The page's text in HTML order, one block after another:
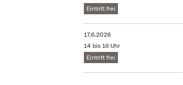
Eintritt frei
17.6.2026
14 bis 16 Uhr
Eintritt frei